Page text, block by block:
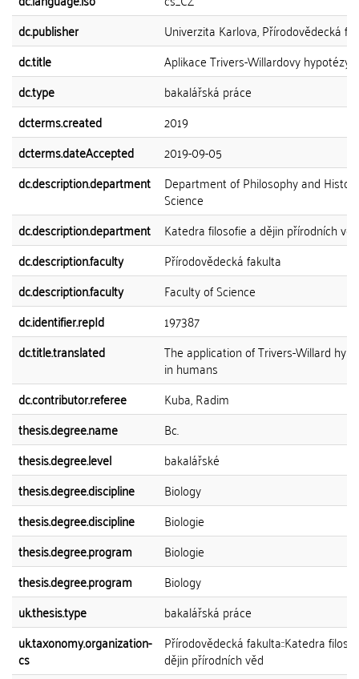
dc.publisher
Univerzita Karlova, Přírodovědecká
dc.title
Aplikace Trivers-Willardovy hypotézy
dc.type
bakalářská práce
dcterms.created
2019
dcterms.dateAccepted
2019-09-05
dc.description.department
Department of Philosophy and
Science
dc.description.department
Katedra filosofie a dějin přírodních věd
dc.description.faculty
Přírodovědecká fakulta
dc.description.faculty
Faculty of Science
dc.identifier.repId
197387
dc.title.translated
The application of Trivers-Willard
in humans
dc.contributor.referee
Kuba, Radim
thesis.degree.name
Bc.
thesis.degree.level
bakalářské
thesis.degree.discipline
Biology
thesis.degree.discipline
Biologie
thesis.degree.program
Biologie
thesis.degree.program
Biology
uk.thesis.type
bakalářská práce
uk.taxonomy.organization-
cs
Přírodovědecká fakulta::Katedra
dějin přírodních věd